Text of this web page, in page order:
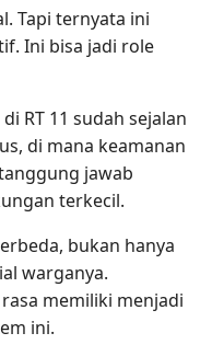
Tapi ternyata ini
Ini bisa jadi role
RT 11 sudah sejalan
di mana keamanan
jawab
terkecil.
bukan hanya
warganya.
memiliki menjadi
ini.